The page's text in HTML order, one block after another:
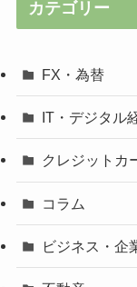
カテゴリー
FX・為替
IT・デジタル
クレジットカ
コラム
ビジネス・企